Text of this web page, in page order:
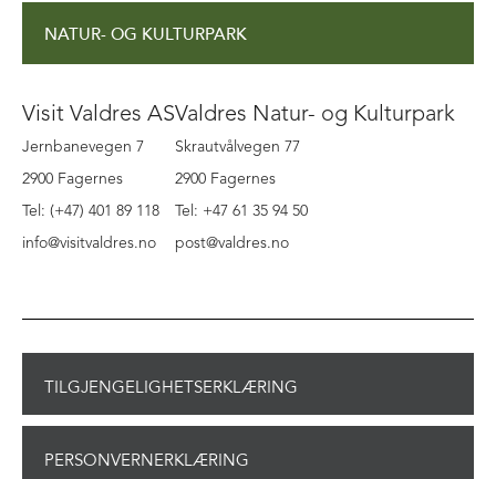
NATUR- OG KULTURPARK
Visit Valdres AS
Jernbanevegen 7
2900 Fagernes
Tel: (+47) 401 89 118
info@visitvaldres.no
Valdres Natur- og Kulturpark
Skrautvålvegen 77
2900 Fagernes
Tel: +47 61 35 94 50
post@valdres.no
TILGJENGELIGHETSERKLÆRING
PERSONVERNERKLÆRING